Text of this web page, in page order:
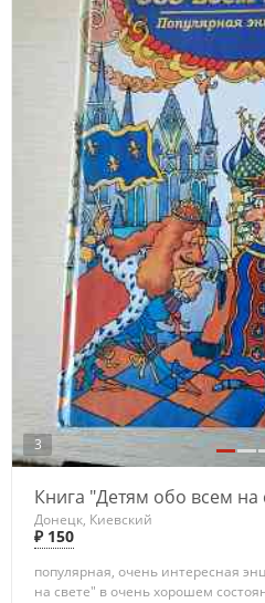
3
Книга "Детям обо всем на
Донецк, Киевский
₽ 150
популярная, очень интересная
на свете" в очень хорошем